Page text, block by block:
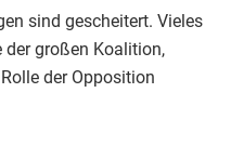
sind gescheitert. Vieles
großen Koalition,
der Opposition